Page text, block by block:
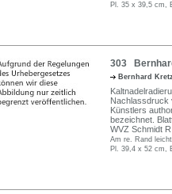
Pl. 35 x 39,5 cm,
303
Bernhard
Nachlassdruck
Künstlers
bezeichnet.
WVZ Schmidt
Am re. Rand
Pl. 39,4 x 52 cm,